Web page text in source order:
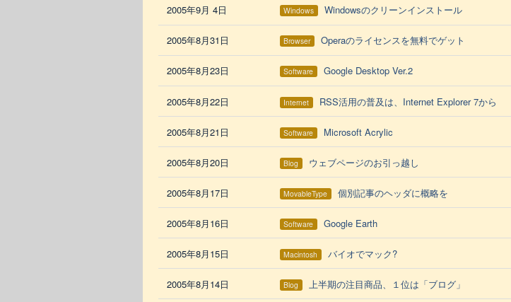
2005年9月 4日 Windows Windowsのクリーンインストール
2005年8月31日 Browser Operaのライセンスを無料でゲット
2005年8月23日 Software Google Desktop Ver.2
2005年8月22日 Internet RSS活用の普及は、Internet Explorer 7から
2005年8月21日 Software Microsoft Acrylic
2005年8月20日 Blog ウェブページのお引っ越し
2005年8月17日 MovableType 個別記事のヘッダに概略を
2005年8月16日 Software Google Earth
2005年8月15日 Macintosh バイオでマック?
2005年8月14日 Blog 上半期の注目商品、１位は「ブログ」